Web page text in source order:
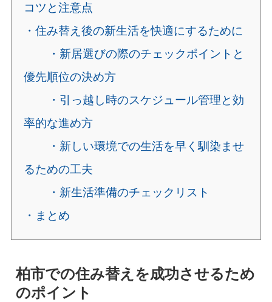
コツと注意点
・住み替え後の新生活を快適にするために
・新居選びの際のチェックポイントと
優先順位の決め方
・引っ越し時のスケジュール管理と効
率的な進め方
・新しい環境での生活を早く馴染ませ
るための工夫
・新生活準備のチェックリスト
・まとめ
柏市での住み替えを成功させるため
のポイント